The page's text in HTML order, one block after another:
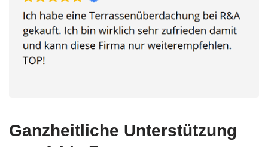
Ganzheitliche Unterstützung